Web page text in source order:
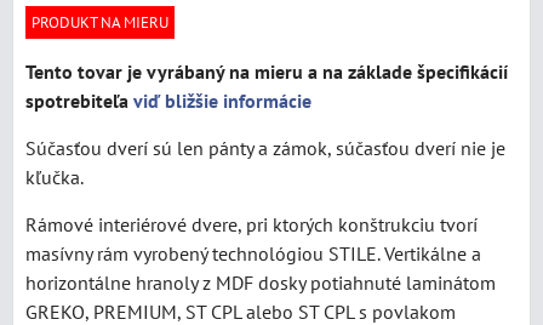
PRODUKT NA MIERU
Tento tovar je vyrábaný na mieru a na základe špecifikácií
spotrebiteľa viď bližšie informácie
Súčasťou dverí sú len pánty a zámok, súčasťou dverí nie je
kľučka.
Rámové interiérové dvere, pri ktorých konštrukciu tvorí
masívny rám vyrobený technológiou STILE. Vertikálne a
horizontálne hranoly z MDF dosky potiahnuté laminátom
GREKO, PREMIUM, ST CPL alebo ST CPL s povlakom